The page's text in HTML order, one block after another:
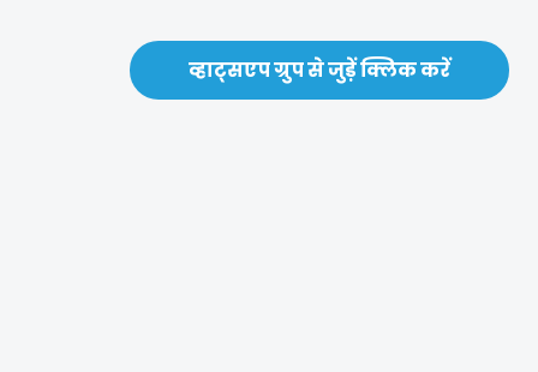
व्हाट्सएप ग्रुप से जुड़ें क्लिक करें